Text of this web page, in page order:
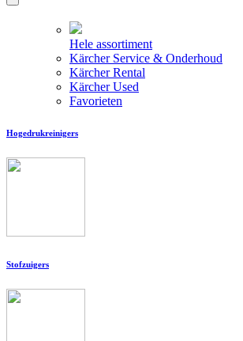
Hele assortiment
Kärcher Service & Onderhoud
Kärcher Rental
Kärcher Used
Favorieten
Hogedrukreinigers
Stofzuigers